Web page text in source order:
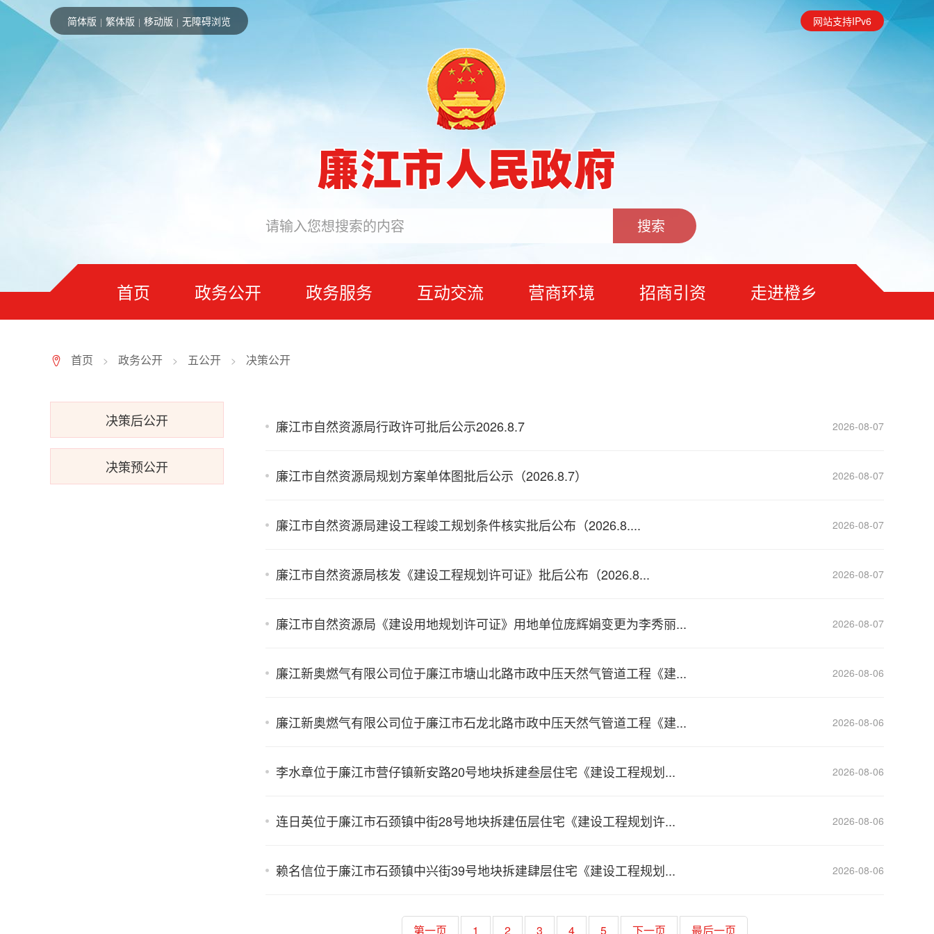
简体版 | 繁体版 | 移动版 | 无障碍浏览 网站支持IPv6
首页 政务公开 政务服务 互动交流 营商环境 招商引资 走进橙乡
7 首页 > 政务公开 > 五公开 > 决策公开
决策后公开
决策预公开
廉江市自然资源局行政许可批后公示2026.8.7 2026-08-07
廉江市自然资源局规划方案单体图批后公示（2026.8.7） 2026-08-07
廉江市自然资源局建设工程竣工规划条件核实批后公布（2026.8.... 2026-08-07
廉江市自然资源局核发《建设工程规划许可证》批后公布（2026.8... 2026-08-07
廉江市自然资源局《建设用地规划许可证》用地单位庞辉娟变更为李秀丽... 2026-08-07
廉江新奥燃气有限公司位于廉江市塘山北路市政中压天然气管道工程《建... 2026-08-06
廉江新奥燃气有限公司位于廉江市石龙北路市政中压天然气管道工程《建... 2026-08-06
李水章位于廉江市营仔镇新安路20号地块拆建叁层住宅《建设工程规划... 2026-08-06
连日英位于廉江市石颈镇中街28号地块拆建伍层住宅《建设工程规划许... 2026-08-06
赖名信位于廉江市石颈镇中兴街39号地块拆建肆层住宅《建设工程规划... 2026-08-06
第一页 1 2 3 4 5 下一页 最后一页